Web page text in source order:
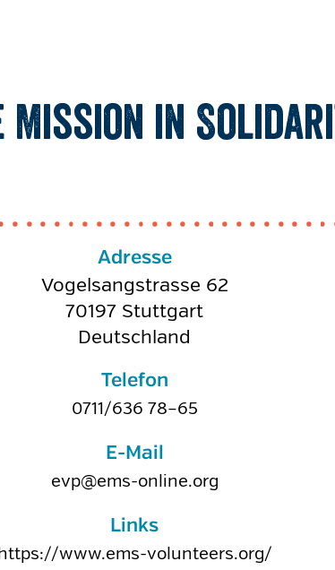
Mission in
Adresse
Vogelsangstrasse 62
70197 Stuttgart
Deutschland
Telefon
0711/636 78–65
E-Mail
evp@ems-online.org
Links
www.ems-volunteers.org/